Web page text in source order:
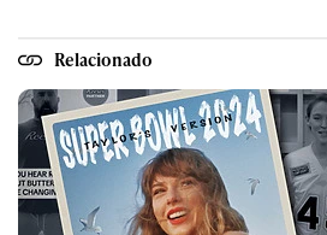
Relacionado